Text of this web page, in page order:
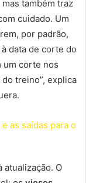
também traz
cuidado. Um
por padrão,
data de corte do
um corte nos
treino”, explica
as saídas para o
atualização. O